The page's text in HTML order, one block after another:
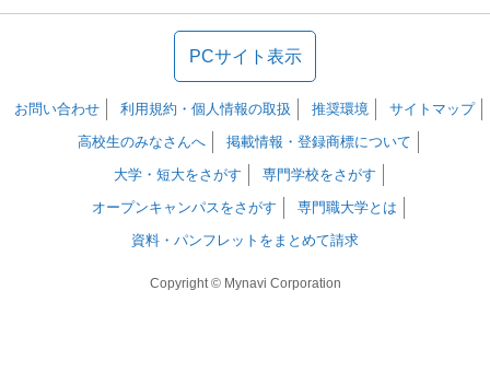
PCサイト表示
お問い合わせ 利用規約・個人情報の取扱 推奨環境
サイトマップ
高校生のみなさんへ
掲載情報・登録商標について
大学・短大をさがす
専門学校をさがす
オープンキャンパスをさがす
専門職大学とは
資料・パンフレットをまとめて請求
Copyright © Mynavi Corporation